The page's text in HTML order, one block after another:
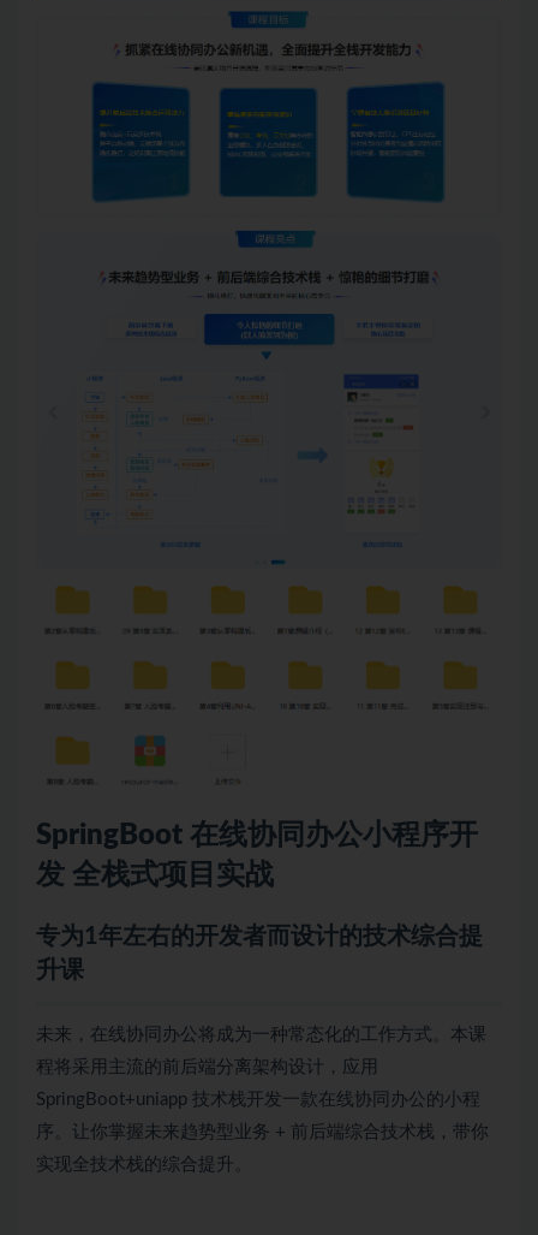
SpringBoot 在线协同办公小程序开
发 全栈式项目实战
专为1年左右的开发者而设计的技术综合提
升课
未来，在线协同办公将成为一种常态化的工作方式。本课
程将采用主流的前后端分离架构设计，应用
SpringBoot+uniapp 技术栈开发一款在线协同办公的小程
序。让你掌握未来趋势型业务 + 前后端综合技术栈，带你
实现全技术栈的综合提升。